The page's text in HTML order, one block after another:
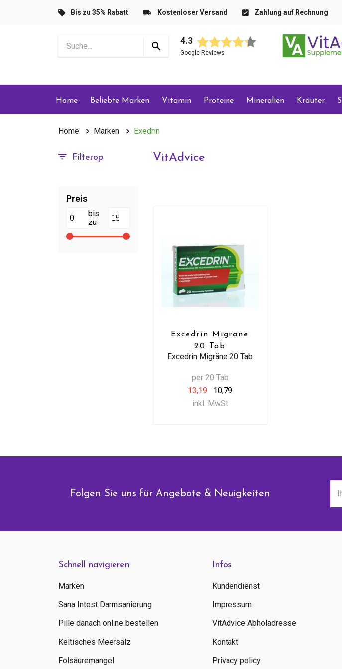
Bis zu 35% Rabatt Kostenloser Versand Zahlung auf Rechnung
4.3
Google Reviews
Home Beliebte Marken Vitamin Proteine Mineralien Kräuter
Home Marken Exedrin
Filterop
Preis
bis
zu
VitAdvice
Excedrin Migräne
20 Tab
Excedrin Migräne 20 Tab
per 20 Tab
13,19
10,79
inkl. MwSt
Folgen Sie uns für Angebote & Neuigkeiten
Schnell navigieren
Marken
Sana Intest Darmsanierung
Pille danach online bestellen
Keltisches Meersalz
Folsäuremangel
Infos
Kundendienst
Impressum
VitAdvice Abholadresse
Kontakt
Privacy policy